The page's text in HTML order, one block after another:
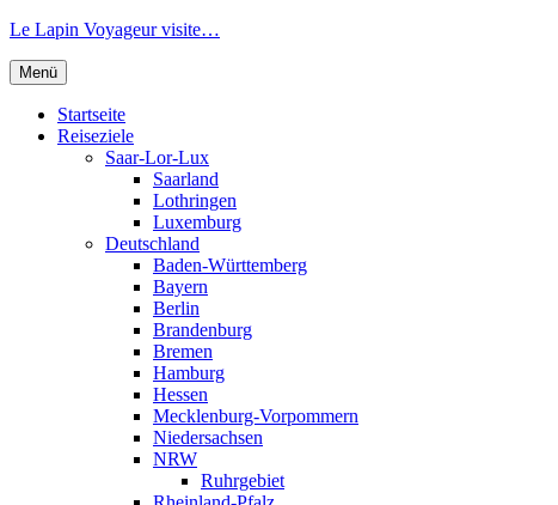
Zum
springen
Le Lapin Voyageur visite…
Menü
Startseite
Reiseziele
Saar-Lor-Lux
Saarland
Lothringen
Luxemburg
Deutschland
Baden-Württemberg
Bayern
Berlin
Brandenburg
Bremen
Hamburg
Hessen
Mecklenburg-Vorpommern
Niedersachsen
NRW
Ruhrgebiet